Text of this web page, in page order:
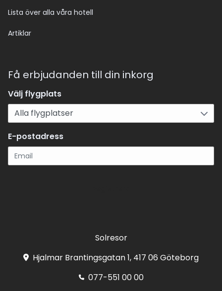
Lista över alla våra hotell
Artiklar
Få erbjudanden till din inkorg
Välj flygplats
E-postadress
Solresor
Hjalmar Brantingsgatan 1, 417 06 Göteborg
077-551 00 00